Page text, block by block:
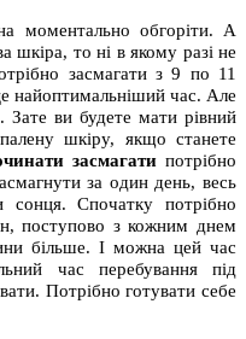
моментально обгоріти. А
шкіра, то ні в якому разі не
засмагати з 9 по 11
найоптимальніший час. Але
Зате ви будете мати рівний
шкіру, якщо станете
засмагати потрібно
за один день, весь
Спочатку потрібно
поступово з кожним днем
більше. І можна цей час
час перебування під
Потрібно готувати себе